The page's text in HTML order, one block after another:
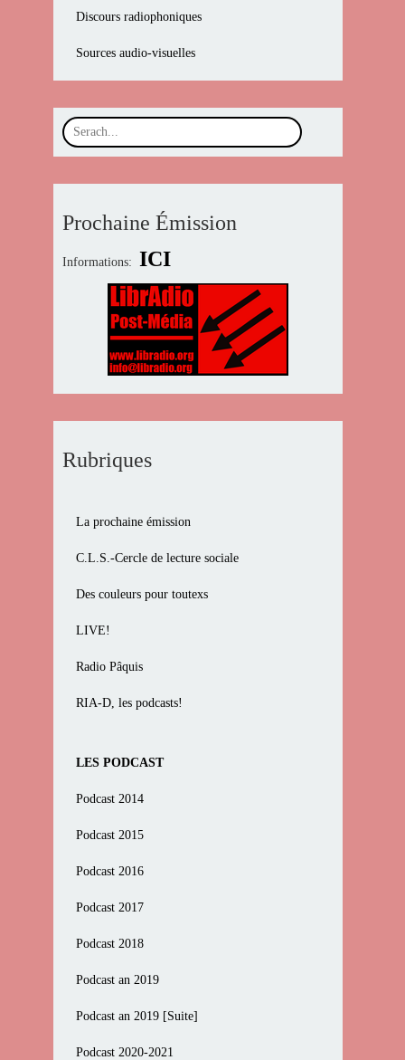
Discours radiophoniques
Sources audio-visuelles
Prochaine Émission
Informations: ICI
Rubriques
La prochaine émission
C.L.S.-Cercle de lecture sociale
Des couleurs pour toutexs
LIVE!
Radio Pâquis
RIA-D, les podcasts!
LES PODCAST
Podcast 2014
Podcast 2015
Podcast 2016
Podcast 2017
Podcast 2018
Podcast an 2019
Podcast an 2019 [Suite]
Podcast 2020-2021